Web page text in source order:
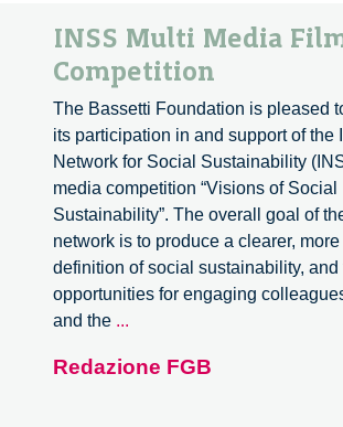
INSS Multi Media
Competition
The Bassetti Foundation is pleased
its participation in and support of the
Network for Social Sustainability
media competition “Visions of Social
Sustainability”. The overall goal of
network is to produce a clearer,
definition of social sustainability, and
opportunities for engaging
and the ...
Media
Redazione FGB